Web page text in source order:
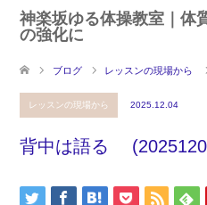
神楽坂ゆる体操教室｜体
の強化に
ブログ レッスンの現場から
レッスンの現場から 2025.12.04
背中は語る